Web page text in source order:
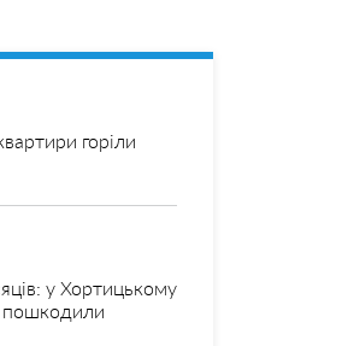
горіли
у Хортицькому
пошкодили